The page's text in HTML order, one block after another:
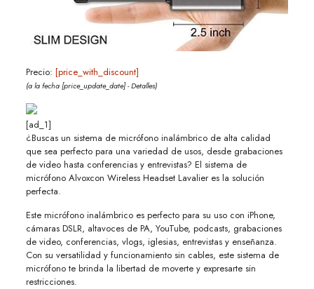
Precio: [price_with_discount]
(a la fecha [price_update_date] -Detalles)
[ad_1]
¿Buscas un sistema de micrófono inalámbrico de alta calidad
que sea perfecto para una variedad de usos, desde grabaciones
de video hasta conferencias y entrevistas? El sistema de
micrófono Alvoxcon Wireless Headset Lavalier es la solución
perfecta.
Este micrófono inalámbrico es perfecto para su uso con iPhone,
cámaras DSLR, altavoces de PA, YouTube, podcasts, grabaciones
de video, conferencias, vlogs, iglesias, entrevistas y enseñanza.
Con su versatilidad y funcionamiento sin cables, este sistema de
micrófono te brinda la libertad de moverte y expresarte sin
restricciones.